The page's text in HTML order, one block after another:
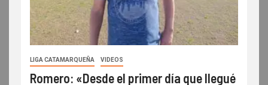
LIGA CATAMARQUEÑA VIDEOS
Romero: «Desde el primer día que llegué